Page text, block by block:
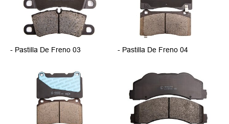
- Pastilla De Freno 03 - Pastilla De Freno 04